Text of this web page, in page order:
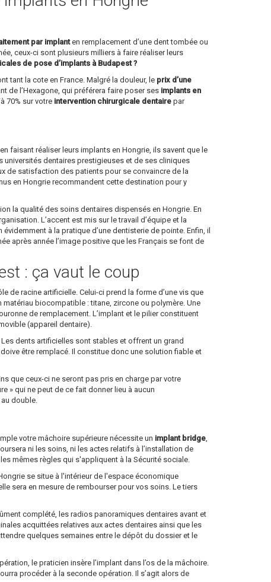
par implanten remplacement d’une dent tombée ou
ceux-ci sont plusieurs milliers à faire réaliser leurs
de pose d’implants à Budapest ?
tant la cote en France. Malgré la douleur, le prix d’une
de l’Hexagone, qui préférera faire poser ses implants en
70% sur votre intervention chirurgicale dentaire par
en faisant réaliser leurs implants en Hongrie, ils savent que le
universités dentaires prestigieuses et de ses cliniques
de satisfaction des patients pour se convaincre de la
en Hongrie recommandent cette destination pour y
la qualité des soins dentaires dispensés en Hongrie. En
L’accent est mis sur le travail d’équipe et la
à la pratique d’une dentisterie de pointe. Enfin, il
après année l’image positive que les Français se font de
: ça vaut le coup
de racine artificielle. Celui-ci prend la forme d’une vis que
matériau biocompatible : titane, zircone ou polymère. Une
de remplacement. L’implant et le pilier constituent
(appareil dentaire).
dents artificielles sont stables et offrent un grand
être remplacé. Il constitue donc une solution fiable et
que ceux-ci ne seront pas pris en charge par votre
» qui ne peut de ce fait donner lieu à aucun
double.
votre mâchoire supérieure nécessite un implant bridge,
ni les soins, ni les actes relatifs à l’installation de
mêmes règles qui s'appliquent à la Sécurité sociale.
se situe à l'intérieur de l'espace économique
sera en mesure de rembourser pour vos soins. Le tiers
complété, les radios panoramiques dentaires avant et
acquittées relatives aux actes dentaires ainsi que les
quelques semaines entre le dépôt du dossier et le
le praticien insère l’implant dans l’os de la mâchoire.
procéder à la seconde opération. Il s’agit alors de